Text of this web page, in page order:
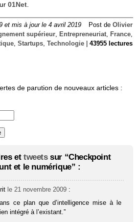
01Net.
et mis à jour le 4 avril 2019 Post de Olivier
supérieur, Entrepreneuriat, France,
, Startups, Technologie 43955 lectures
de parution de nouveaux articles :
et tweetssur “Checkpoint
et le numérique” :
le 21 novembre 2009 :
ce plan que d’intelligence mise à le
intégré à l’existant.”